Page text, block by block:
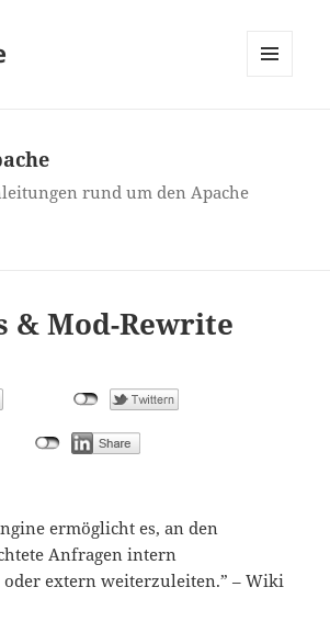
rund um den Apache
& Mod-Rewrite
ermöglicht es, an den
Anfragen intern
extern weiterzuleiten.” – Wiki